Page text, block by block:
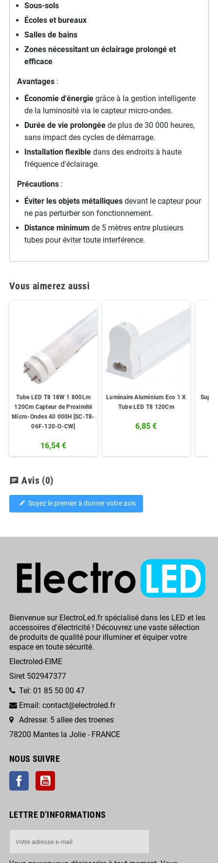
Sous-sols
Écoles et bureaux
Salles de bains
Zones nécessitant un éclairage prolongé et
efficace
Avantages:
Économie d'énergiegrâce à la gestion intelligente
de la luminosité via le capteur micro-ondes.
Durée de vie prolongéede plus de 30 000 heures,
sans impact des cycles de démarrage.
Installation flexibledans des endroits à haute
fréquence d'éclairage.
Précautions:
Éviter les objets métalliquesdevant le capteur pour
ne pas perturber son fonctionnement.
Distance minimum de 5 mètres entre plusieurs
tubes pour éviter toute interférence.
Vous aimerez aussi
Tube LED T8 18W 1 800Lm
120Cm Capteur de Proximité
Micro-Ondes 40 000H [SC-T8-
06F-120-O-CW]
16,54 €
Luminaire Aluminium Eco 1 X
Tube LED T8 120Cm
6,85 €
chat Avis (0)
edit Soyez le premier à donner votre avis
Bienvenue sur ElectroLed.fr spécialisé dans les LED et les
accessoires d'électricité ! Découvrez une vaste sélection
de produits de qualité pour illuminer et équiper votre
espace en toute sécurité.
Electroled-EIME
Siret 502947377
Tel: 01 85 50 00 47
Email: contact@electroled.fr
Adresse: 5 allee des troenes
78200 Mantes la Jolie - FRANCE
NOUS SUIVRE
FacebookYouTube
LETTRE D'INFORMATIONS